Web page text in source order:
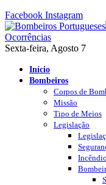
Facebook Instagram
Ocorrências
Sexta-feira, Agosto 7
Início
Bombeiros
Corpos de
Missão
Tipo de Meios
Legislação